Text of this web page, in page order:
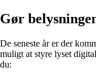
Gør
De seneste år er der
muligt at styre lyset
du: